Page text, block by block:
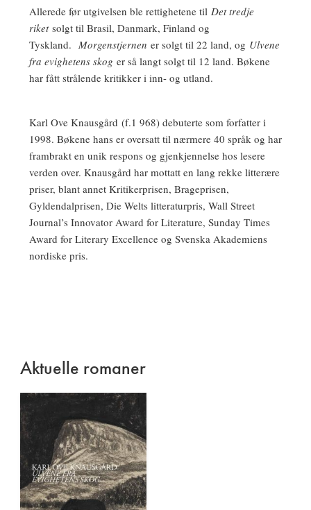
Allerede før utgivelsen ble rettighetene til Det tredje
riket solgt til Brasil, Danmark, Finland og
Tyskland. Morgenstjernen er solgt til 22 land, og Ulvene
fra evighetens skog er så langt solgt til 12 land. Bøkene
har fått strålende kritikker i inn- og utland.
Karl Ove Knausgård (f.1 968) debuterte som forfatter i
1998. Bøkene hans er oversatt til nærmere 40 språk og har
frambrakt en unik respons og gjenkjennelse hos lesere
verden over. Knausgård har mottatt en lang rekke litterære
priser, blant annet Kritikerprisen, Brageprisen,
Gyldendalprisen, Die Welts litteraturpris, Wall Street
Journal’s Innovator Award for Literature, Sunday Times
Award for Literary Excellence og Svenska Akademiens
nordiske pris.
Aktuelle romaner